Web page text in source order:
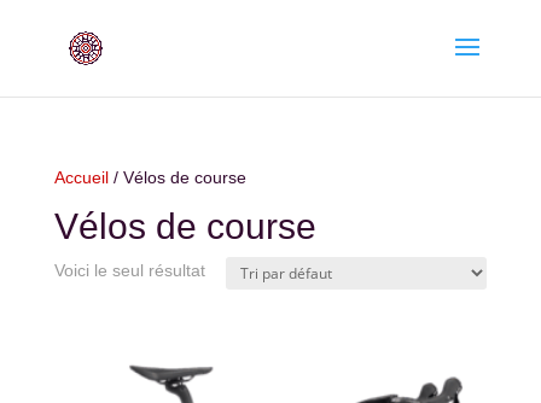
Accueil/ Vélos de course
Vélos de course
Voici le seul résultat